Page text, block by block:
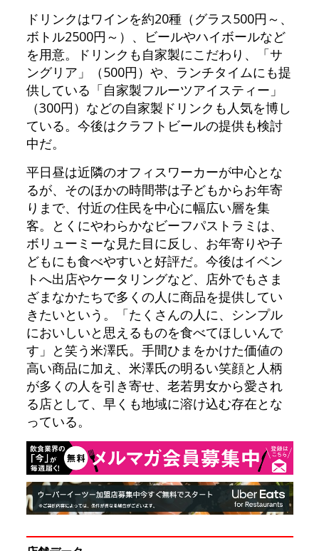
ドリンクはワインを約20種（グラス500円～、
ボトル2500円～）、ビールやハイボールなど
を用意。ドリンクも自家製にこだわり、「サ
ングリア」（500円）や、ランチタイムにも提
供している「自家製フルーツアイスティー」
（300円）などの自家製ドリンクも人気を博し
ている。今後はクラフトビールの提供も検討
中だ。
平日昼は近隣のオフィスワーカーが中心とな
るが、そのほかの時間帯は子どもからお年寄
りまで、付近の住民を中心に幅広い層を集
客。とくにやわらかなビーフパストラミは、
ボリューミーな見た目に反し、お年寄りや子
どもにも食べやすいと好評だ。今後はイベン
トへ出店やケータリングなど、店外でもさま
ざまなかたちで多くの人に商品を提供してい
きたいという。「たくさんの人に、シンプル
においしいと思えるものを食べてほしいんで
す」と笑う米澤氏。手間ひまをかけた価値の
高い商品に加え、米澤氏の明るい笑顔と人柄
が多くの人を引き寄せ、老若男女から愛され
る店として、早くも地域に溶け込む存在とな
っている。